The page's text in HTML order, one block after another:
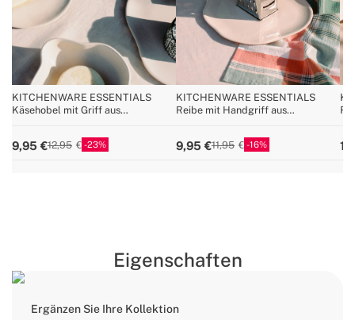
KITCHENWARE ESSENTIALS
Käsehobel mit Griff aus
9,95 12,95 23
KITCHENWARE ESSENTIALS
Reibe mit Handgriff aus
9,95 11,95 16
Eigenschaften
Ergänzen Sie Ihre Kollektion